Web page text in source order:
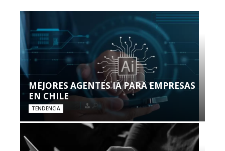
MEJORES AGENTES IA PARA EMPRESAS
EN CHILE
TENDENCIA